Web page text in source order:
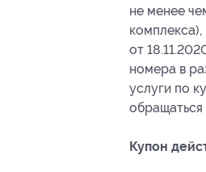
не менее
от
номера в
услуги по
Купон